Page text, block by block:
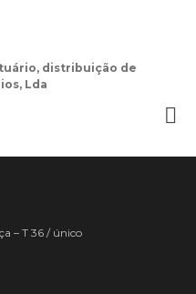
Moda Feminina
Social
distribuição de
Lda
– T 36 / único